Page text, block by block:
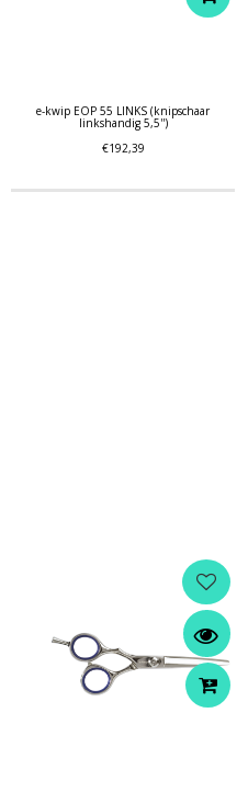
e-kwip EOP 55 LINKS (knipschaar
linkshandig 5,5'')
€192,39